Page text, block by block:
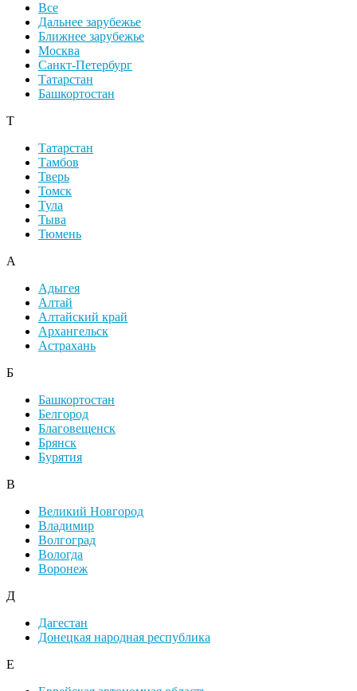
Все
Дальнее зарубежье
Ближнее зарубежье
Москва
Санкт-Петербург
Татарстан
Башкортостан
Т
Татарстан
Тамбов
Тверь
Томск
Тула
Тыва
Тюмень
А
Адыгея
Алтай
Алтайский край
Архангельск
Астрахань
Б
Башкортостан
Белгород
Благовещенск
Брянск
Бурятия
В
Великий Новгород
Владимир
Волгоград
Вологда
Воронеж
Д
Дагестан
Донецкая народная республика
Е